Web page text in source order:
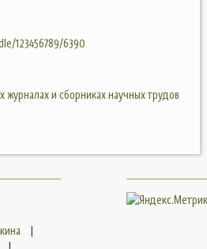
123456789/6390
журналах и сборниках научных трудов
|